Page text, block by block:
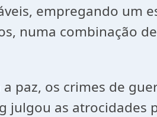
empregando um
numa combinação
paz, os crimes de
as atrocidades